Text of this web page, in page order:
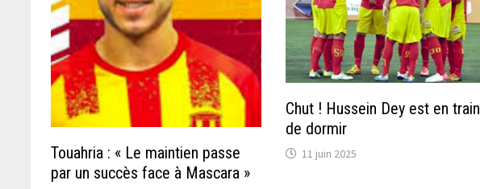
Touahria : « Le maintien passe
par un succès face à Mascara »
Chut ! Hussein Dey est en train
de dormir
11 juin 2025